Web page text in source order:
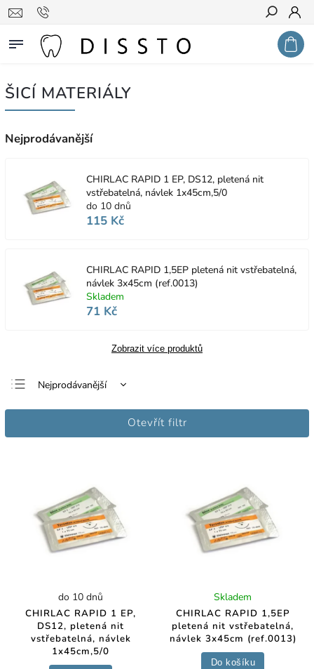
Hledat
ŠICÍ MATERIÁLY
Nejprodávanější
CHIRLAC RAPID 1 EP, DS12, pletená nit
vstřebatelná, návlek 1x45cm,5/0
do 10 dnů
115 Kč
CHIRLAC RAPID 1,5EP pletená nit vstřebatelná,
návlek 3x45cm (ref.0013)
Skladem
71 Kč
Zobrazit více produktů
Nejprodávanější
Nejlevnější
Otevřít filtr
CHIRLAC RAPID 1 EP,
DS12, pletená nit
vstřebatelná, návlek
1x45cm,5/0
do 10 dnů
CHIRLAC RAPID 1,5EP
pletená nit vstřebatelná,
návlek 3x45cm (ref.0013)
Skladem
Do košíku